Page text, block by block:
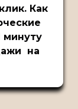
Как
минуту
на